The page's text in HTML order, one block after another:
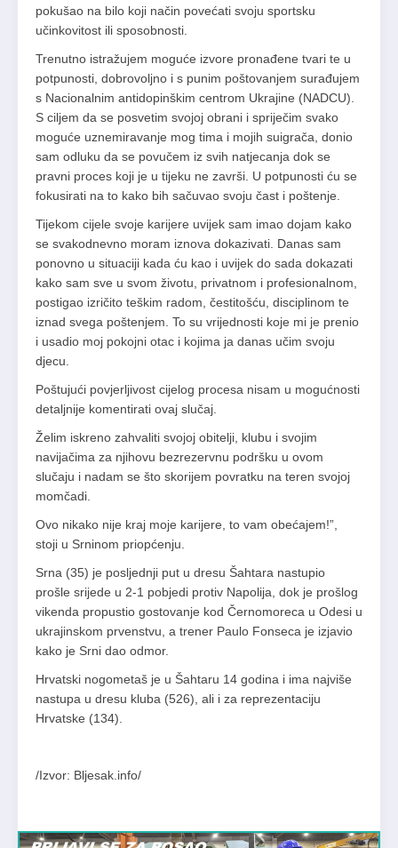
pokušao na bilo koji način povećati svoju sportsku
učinkovitost ili sposobnosti.
Trenutno istražujem moguće izvore pronađene tvari te u
potpunosti, dobrovoljno i s punim poštovanjem surađujem
s Nacionalnim antidopinškim centrom Ukrajine (NADCU).
S ciljem da se posvetim svojoj obrani i spriječim svako
moguće uznemiravanje mog tima i mojih suigrača, donio
sam odluku da se povučem iz svih natjecanja dok se
pravni proces koji je u tijeku ne završi. U potpunosti ću se
fokusirati na to kako bih sačuvao svoju čast i poštenje.
Tijekom cijele svoje karijere uvijek sam imao dojam kako
se svakodnevno moram iznova dokazivati. Danas sam
ponovno u situaciji kada ću kao i uvijek do sada dokazati
kako sam sve u svom životu, privatnom i profesionalnom,
postigao izričito teškim radom, čestitošću, disciplinom te
iznad svega poštenjem. To su vrijednosti koje mi je prenio
i usadio moj pokojni otac i kojima ja danas učim svoju
djecu.
Poštujući povjerljivost cijelog procesa nisam u mogućnosti
detaljnije komentirati ovaj slučaj.
Želim iskreno zahvaliti svojoj obitelji, klubu i svojim
navijačima za njihovu bezrezervnu podršku u ovom
slučaju i nadam se što skorijem povratku na teren svojoj
momčadi.
Ovo nikako nije kraj moje karijere, to vam obećajem!”,
stoji u Srninom priopćenju.
Srna (35) je posljednji put u dresu Šahtara nastupio
prošle srijede u 2-1 pobjedi protiv Napolija, dok je prošlog
vikenda propustio gostovanje kod Černomoreca u Odesi u
ukrajinskom prvenstvu, a trener Paulo Fonseca je izjavio
kako je Srni dao odmor.
Hrvatski nogometaš je u Šahtaru 14 godina i ima najviše
nastupa u dresu kluba (526), ali i za reprezentaciju
Hrvatske (134).
/Izvor: Bljesak.info/